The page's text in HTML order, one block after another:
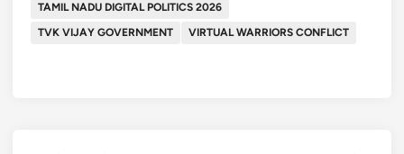
TAMIL NADU DIGITAL POLITICS 2026
TVK VIJAY GOVERNMENT
VIRTUAL WARRIORS CONFLICT